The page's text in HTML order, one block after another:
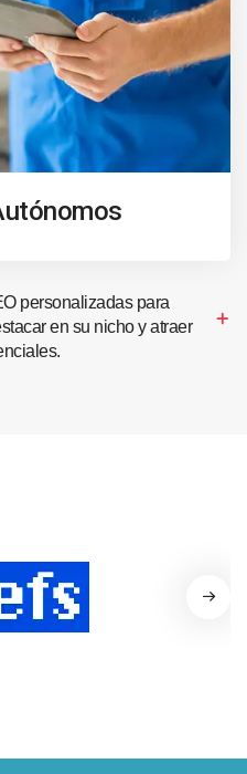
personalizadas para
en su nicho y atraer